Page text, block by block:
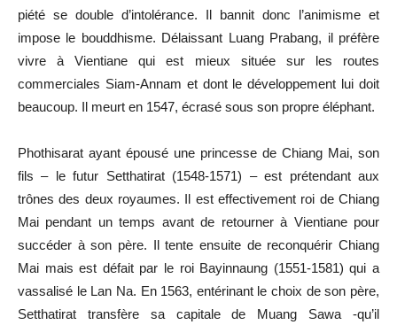
piété se double d’intolérance. Il bannit donc l’animisme et
impose le bouddhisme. Délaissant Luang Prabang, il préfère
vivre à Vientiane qui est mieux située sur les routes
commerciales Siam-Annam et dont le développement lui doit
beaucoup. Il meurt en 1547, écrasé sous son propre éléphant.
Phothisarat ayant épousé une princesse de Chiang Mai, son
fils – le futur Setthatirat (1548-1571) – est prétendant aux
trônes des deux royaumes. Il est effectivement roi de Chiang
Mai pendant un temps avant de retourner à Vientiane pour
succéder à son père. Il tente ensuite de reconquérir Chiang
Mai mais est défait par le roi Bayinnaung (1551-1581) qui a
vassalisé le Lan Na. En 1563, entérinant le choix de son père,
Setthatirat transfère sa capitale de Muang Sawa -qu’il